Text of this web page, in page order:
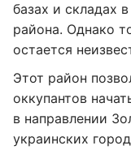
базах и складах
района. Однако
остается
Этот район
оккупантов
в направлении
украинских